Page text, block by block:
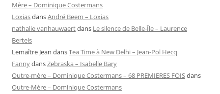
Mère – Dominique Costermans
LoxiasdansAndré Beem – Loxias
nathalie vanhauwaertdans Le silence de Belle-Île – Laurence
Bertels
Lemaître Jean dansTea Time à New Delhi – Jean-Pol Hecq
FannydansZebraska – Isabelle Bary
Outre-mère – Dominique Costermans – 68 PREMIERES FOISdans
Outre-Mère – Dominique Costermans